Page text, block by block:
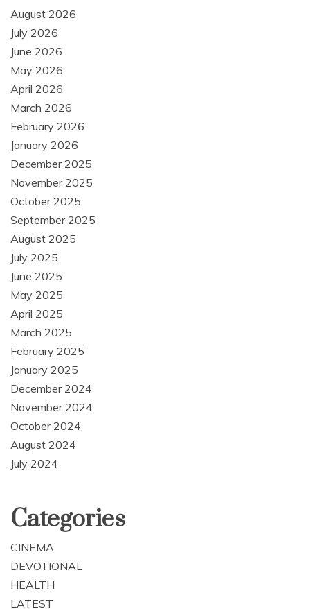
August 2026
July 2026
June 2026
May 2026
April 2026
March 2026
February 2026
January 2026
December 2025
November 2025
October 2025
September 2025
August 2025
July 2025
June 2025
May 2025
April 2025
March 2025
February 2025
January 2025
December 2024
November 2024
October 2024
August 2024
July 2024
Categories
CINEMA
DEVOTIONAL
HEALTH
LATEST